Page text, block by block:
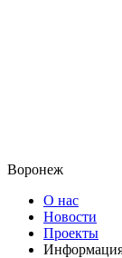
Воронеж
О нас
Новости
Проекты